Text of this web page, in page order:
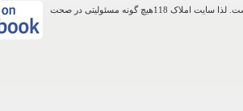
اطلاعات موجود در این وب سایت از طریق کاربران عمومی سایت ثبت شده است. لذا سایت املاک 118هیچ گونه مسئولیتی در صحت